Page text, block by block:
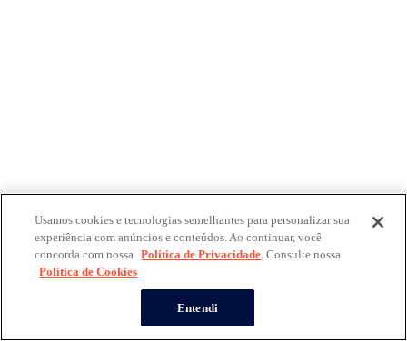
Usamos cookies e tecnologias semelhantes para personalizar sua
experiência com anúncios e conteúdos. Ao continuar, você
concorda com nossa Política de Privacidade. Consulte nossa
Política de Cookies
Entendi